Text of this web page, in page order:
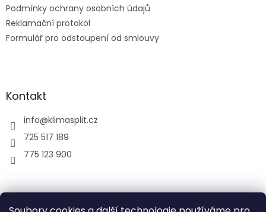
Podmínky ochrany osobních údajů
Reklamační protokol
Formulář pro odstoupení od smlouvy
Kontakt
info@klimasplit.cz
725 517 189
775 123 900
air-cool